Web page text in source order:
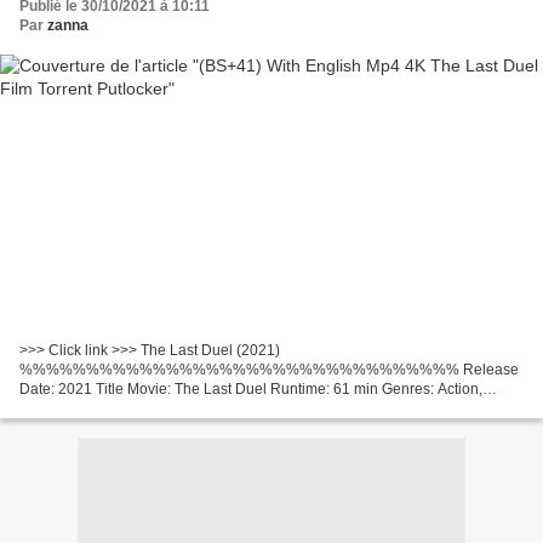
Publié le 30/10/2021 à 10:11
Par zanna
>>> Click link >>> The Last Duel (2021)
%%%%%%%%%%%%%%%%%%%%%%%%%%%%%%%%% Release
Date: 2021 Title Movie: The Last Duel Runtime: 61 min Genres: Action,
Scott Movie actors: Matt Damon,...